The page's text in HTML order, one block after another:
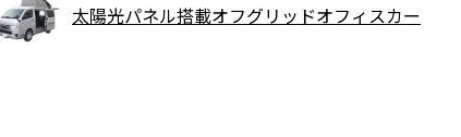
太陽光パネル搭載オフグリッドオフィスカー